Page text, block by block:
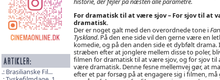
Brasilianske Fil...
For dramatisk til at være sjov – For sjov til at
dramatisk.
Der er noget galt med den overordnede tone i
Tyskland. På den ene side vil den gerne være en
komedie, og på den anden side et dybfølt drama.
stræben efter at jonglere mellem disse to poler,
filmen for dramatisk til at være sjov, og for sjov til
være dramatisk. Denne fesne mellemvej gør, at
efter et par forsøg på at engagere sig i filmen, må